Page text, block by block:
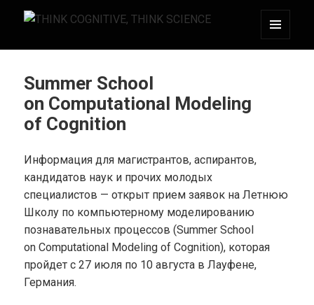
THINK COGNITIVE, THINK SCIENCE
Summer School
on Computational Modeling
of Cognition
Информация для магистрантов, аспирантов,
кандидатов наук и прочих молодых
специалистов — открыт прием заявок на Летнюю
Школу по компьютерному моделированию
познавательных процессов (Summer School
on Computational Modeling of Cognition), которая
пройдет с 27 июля по 10 августа в Лауфене,
Германия.